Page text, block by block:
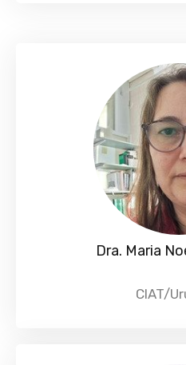
Dra. Maria
CIAT/